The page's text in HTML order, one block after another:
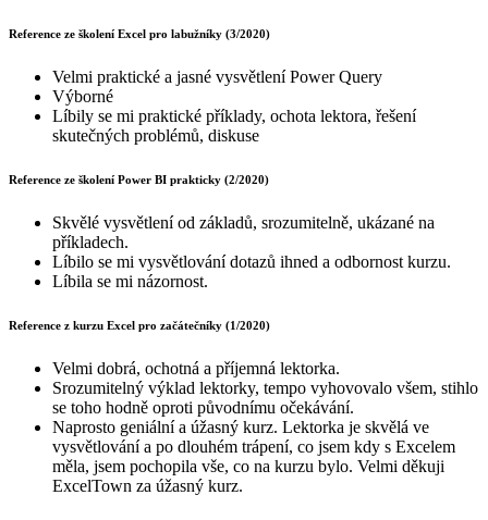
Reference ze školení Excel pro labužníky (3/2020)
Velmi praktické a jasné vysvětlení Power Query
Výborné
Líbily se mi praktické příklady, ochota lektora, řešení
skutečných problémů, diskuse
Reference ze školení Power BI prakticky (2/2020)
Skvělé vysvětlení od základů, srozumitelně, ukázané na
příkladech.
Líbilo se mi vysvětlování dotazů ihned a odbornost kurzu.
Líbila se mi názornost.
Reference z kurzu Excel pro začátečníky (1/2020)
Velmi dobrá, ochotná a příjemná lektorka.
Srozumitelný výklad lektorky, tempo vyhovovalo všem, stihlo
se toho hodně oproti původnímu očekávání.
Naprosto geniální a úžasný kurz. Lektorka je skvělá ve
vysvětlování a po dlouhém trápení, co jsem kdy s Excelem
měla, jsem pochopila vše, co na kurzu bylo. Velmi děkuji
ExcelTown za úžasný kurz.